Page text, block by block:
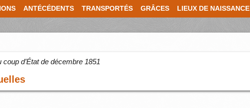
ANTÉCÉDENTS TRANSPORTÉS GRÂCES LIEUX DE NAISSANCE
d’État de décembre 1851